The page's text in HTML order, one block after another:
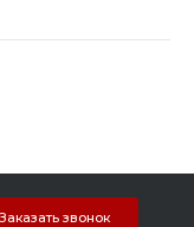
Заказать звонок